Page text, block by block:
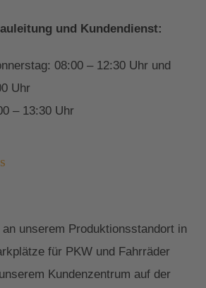
und Kundendienst:
08:00 – 12:30 Uhr und
Uhr
– 13:30 Uhr
unserem Produktionsstandort in
für PKW und Fahrräder
Kundenzentrum auf der